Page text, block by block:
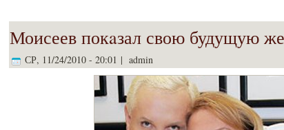
Моисеев покaзал свою будущую
СР, 11/24/2010 - 20:01 | admin